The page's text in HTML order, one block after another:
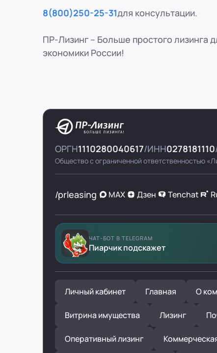
8(800)250-25-31для консультации.
ПР-Лизинг – Больше простого лизинга
экономики России!
ОРГН1110280040617 ИНН0278181110
Общество с ограниченной ответственностью
/prleasing MAX Дзен Tenchat
ЧАТ-БОТ В TELEGRAM
Пиарчик подскажет
Личный кабинет Главная О
Витрина имущества Лизинг
Оперативный лизинг